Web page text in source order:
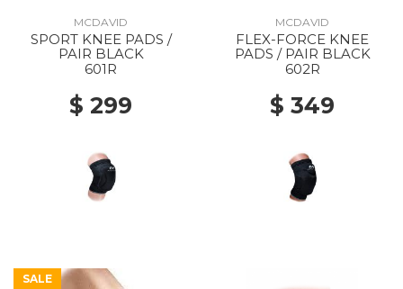
MCDAVID
SPORT KNEE PADS /
PAIR BLACK
601R
$ 299
MCDAVID
FLEX-FORCE KNEE
PADS / PAIR BLACK
602R
$ 349
SALE